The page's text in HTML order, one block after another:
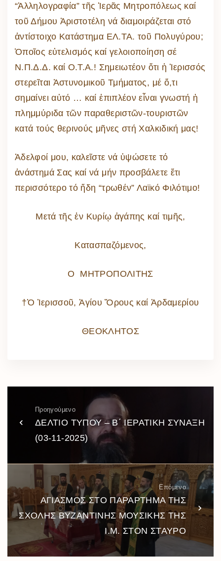
“Ἀλληλογραφία” τῆς Ἱερᾶς Μητροπόλεως καί
τοῦ Δήμου Ἀριστοτέλη νά διαμοιράζεται στό
ἀντίστοιχο Κατάστημα ΕΛ.ΤΑ. τοῦ Πολυγύρου;
Ὁποῖος εὐτελισμός καί γελοιοποίηση σέ
Ν.Π.Δ.Δ. καί Ο.Τ.Α.! Σημειωτέον ὅτι ἡ Ἱερισσός
στερεῖται Ἀστυνομικοῦ Τμήματος, μέ ὅ,τι
σημαίνει αὐτό … καί ἐπιπλέον εἶναι γνωστή ἠ
πλημμύριδα τῶν παραθεριστῶν-τουριστῶν
κατά τούς θερινούς μῆνες στή Χαλκιδική μας!
Ἀδελφοί μου, καλεῖστε νά ὑψώσετε τό
ἀνάστημά Σας καί νά μήν προσβάλετε ἔτι
περισσότερο τό ἤδη “τρωθέν” Λαϊκό Φιλότιμο!
Μετά τῆς ἐν Κυρίῳ ἀγάπης καί τιμῆς,
Κατασπαζόμενος,
Ο ΜΗΤΡΟΠΟΛΙΤΗΣ
†Ὁ Ἱερισσοῦ, Ἁγίου Ὄρους καί Ἀρδαμερίου
ΘΕΟΚΛΗΤΟΣ
Προηγούμενο
ΔΕΛΤΙΟ ΤΥΠΟΥ – Β΄ ΙΕΡΑΤΙΚΗ ΣΥΝΑΞΗ
(03-11-2025)
Επόμενο
ΑΓΙΑΣΜΟΣ ΣΤΟ ΠΑΡΑΡΤΗΜΑ ΤΗΣ
ΣΧΟΛΗΣ ΒΥΖΑΝΤΙΝΗΣ ΜΟΥΣΙΚΗΣ ΤΗΣ
Ι.Μ. ΣΤΟΝ ΣΤΑΥΡΟ